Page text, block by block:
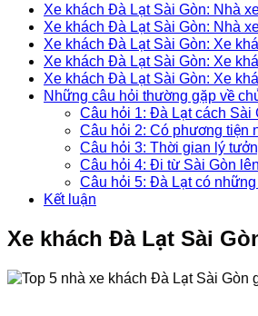
Xe khách Đà Lạt Sài Gòn: Nhà
Xe khách Đà Lạt Sài Gòn: Nhà
Xe khách Đà Lạt Sài Gòn: Xe
Xe khách Đà Lạt Sài Gòn: Xe
Xe khách Đà Lạt Sài Gòn: Xe
Những câu hỏi thường gặp về
Câu hỏi 1: Đà Lạt cách Sài
Câu hỏi 2: Có phương tiện
Câu hỏi 3: Thời gian lý
Câu hỏi 4: Đi từ Sài Gòn
Câu hỏi 5: Đà Lạt có
Kết luận
Xe khách Đà Lạt Sài